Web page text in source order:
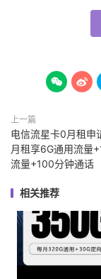
 
上一篇
电信流星卡0月租申
月租享6G通用流量
流量+100分钟通话
相关推荐